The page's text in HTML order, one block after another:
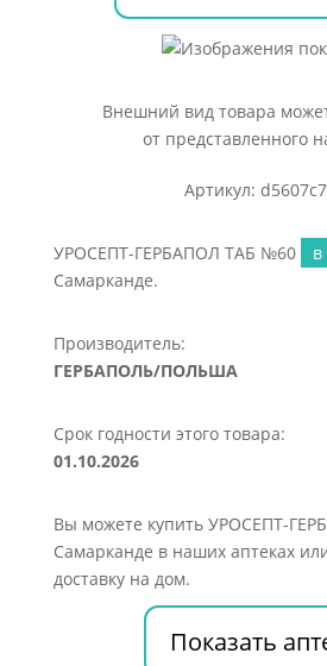
Внешний вид товара
от представленного
Артикул:
УРОСЕПТ-ГЕРБАПОЛ ТАБ №60
Самарканде.
Производитель:
ГЕРБАПОЛЬ/ПОЛЬША
Срок годности этого товара:
01.10.2026
Вы можете купить УРОСЕПТ-
Самарканде в наших аптеках
доставку на дом.
Показать